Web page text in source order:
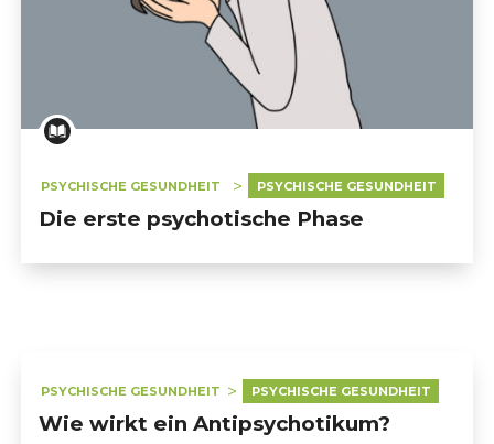
PSYCHISCHE GESUNDHEIT PSYCHISCHE GESUNDHEIT
Die erste psychotische Phase
PSYCHISCHE GESUNDHEIT PSYCHISCHE GESUNDHEIT
Wie wirkt ein Antipsychotikum?